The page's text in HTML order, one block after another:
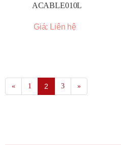
ACABLE010L
Giá: Liên hệ
« 1 2 3 »